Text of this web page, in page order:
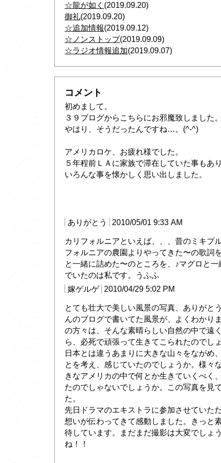
☆龍が如く (2019.09.20)
御礼(2019.09.20)
☆追加情報(2019.09.12)
☆ノンストップ(2019.09.09)
☆ラジオ情報追加(2019.09.07)
コメント
初めまして。
３９ブログからこちらにお邪魔致しました
やはり、そうだったんですね…。(^-^)
アメリカロケ、お疲れ様でした。
５年程前ＬＡに家族で滞在していた事もあ
いろんな事を懐かしく思い出しました。
ありがとう 2010/05/01 9:33 AM
カリフォルニアといえば、、、昔のミキプ
フォルニアの農園よりやってきた〜の歌詞
と一緒に詰めた〜のところを、♪マグロと
でいたのは私です。うふふ
嫁ゲルゲ
2010/04/29 5:02 PM
とても壮大で美しい風景の写真、ありがと
んのブログで書いてた風景が、よくわかり
の方々は、そんな素晴らしい自然の中で遠
ら、必死で頑張って生きてこられたのでし
日本とは違うあまりに大きな山々をながめ
とを考え、感じていたのでしょうか。様々
きなアメリカの中で何とか生きていくべく
たのでしゃないでしょうか。この写真を見
た。
先日ドラマのエキストラに参加させていた
想いが伝わってきて感動しました。きっと
待しています。まだまだ撮影は大変でしょ
ね！！